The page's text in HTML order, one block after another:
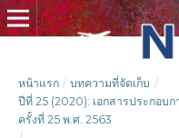
หน้าแรก / บทความที่จัดเก็บ /
ปีที่ 25 (2020): เอกสารประกอบ
ครั้งที่ 25 พ.ศ. 2563